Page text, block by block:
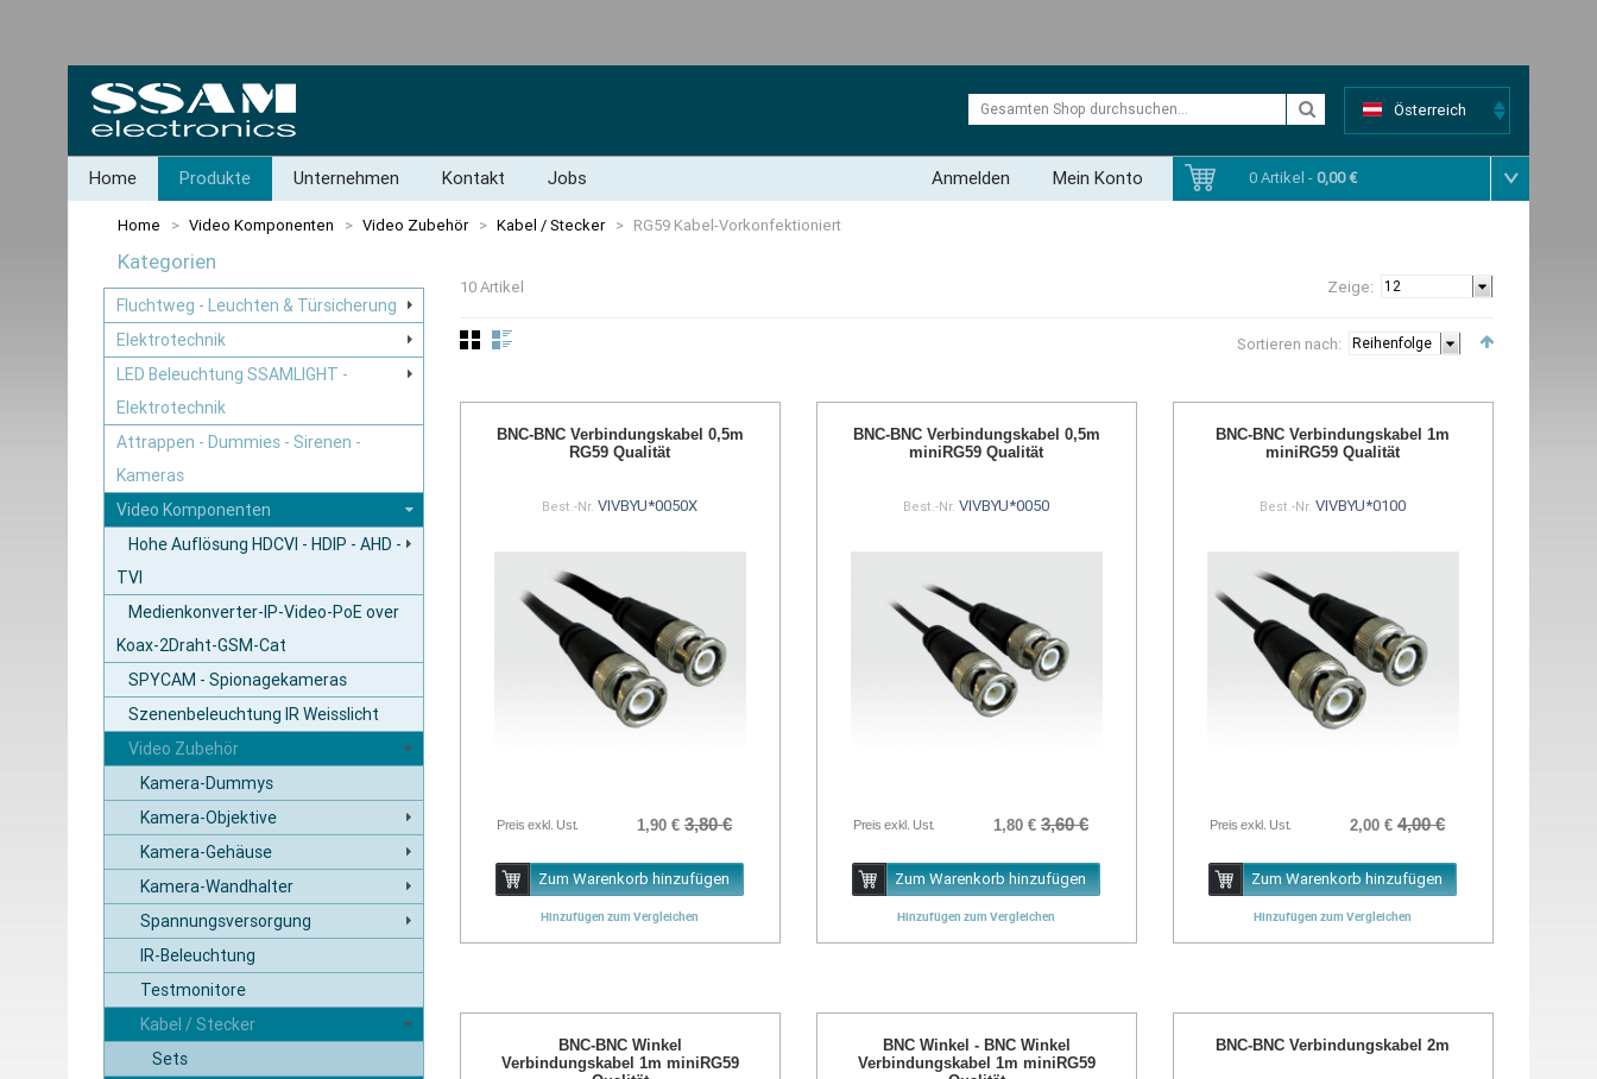
Österreich
Home Produkte Unternehmen Kontakt Jobs Mein Konto
Anmelden 0 Artikel - 0,00 €
Home > Video Komponenten > Video Zubehör > Kabel / Stecker > RG59 Kabel-Vorkonfektioniert
10 Artikel Zeige:
Sortieren nach:
BNC-BNC Verbindungskabel 0,5m
RG59 Qualität
Best.-Nr.VIVBYU*0050X
Preis exkl. Ust. 1,90 € 3,80 €
Zum Warenkorb hinzufügen
Hinzufügen zum Vergleichen
BNC-BNC Verbindungskabel 0,5m
miniRG59 Qualität
Best.-Nr.VIVBYU*0050
Preis exkl. Ust. 1,80 € 3,60 €
Zum Warenkorb hinzufügen
Hinzufügen zum Vergleichen
BNC-BNC Verbindungskabel 1m
miniRG59 Qualität
Best.-Nr.VIVBYU*0100
Preis exkl. Ust. 2,00 € 4,00 €
Zum Warenkorb hinzufügen
Hinzufügen zum Vergleichen
BNC-BNC Winkel
Verbindungskabel 1m miniRG59
BNC Winkel - BNC Winkel
Verbindungskabel 1m miniRG59
BNC-BNC Verbindungskabel 2m
Kategorien
Fluchtweg - Leuchten & Türsicherung
Elektrotechnik
LED Beleuchtung SSAMLIGHT -
Elektrotechnik
Attrappen - Dummies - Sirenen -
Kameras
Video Komponenten
Hohe Auflösung HDCVI - HDIP - AHD -
TVI
Medienkonverter-IP-Video-PoE over
Koax-2Draht-GSM-Cat
SPYCAM - Spionagekameras
Szenenbeleuchtung IR Weisslicht
Video Zubehör
Kamera-Dummys
Kamera-Objektive
Kamera-Gehäuse
Kamera-Wandhalter
Spannungsversorgung
IR-Beleuchtung
Testmonitore
Kabel / Stecker
Sets